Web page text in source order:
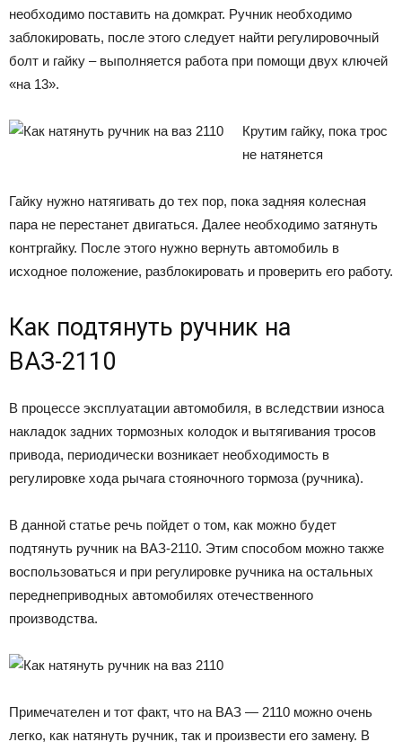
необходимо поставить на домкрат. Ручник необходимо
заблокировать, после этого следует найти регулировочный
болт и гайку – выполняется работа при помощи двух ключей
«на 13».
Крутим гайку, пока трос
не натянется
Гайку нужно натягивать до тех пор, пока задняя колесная
пара не перестанет двигаться. Далее необходимо затянуть
контргайку. После этого нужно вернуть автомобиль в
исходное положение, разблокировать и проверить его работу.
Как подтянуть ручник на
ВАЗ-2110
В процессе эксплуатации автомобиля, в вследствии износа
накладок задних тормозных колодок и вытягивания тросов
привода, периодически возникает необходимость в
регулировке хода рычага стояночного тормоза (ручника).
В данной статье речь пойдет о том, как можно будет
подтянуть ручник на ВАЗ-2110. Этим способом можно также
воспользоваться и при регулировке ручника на остальных
переднеприводных автомобилях отечественного
производства.
Примечателен и тот факт, что на ВАЗ — 2110 можно очень
легко, как натянуть ручник, так и произвести его замену. В